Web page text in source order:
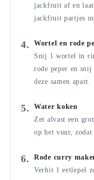
jackfruit af en
jackfruit partjes
Wortel en rode
Snij 1 wortel in
rode peper en
deze samen apart.
Water koken
Zet alvast een
op het vuur, zodat
Rode curry
Verhit 1 eetlepel